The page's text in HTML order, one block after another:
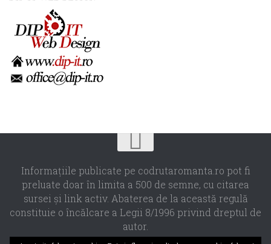
Informaţiile publicate pe codrutaromanta.ro pot fi
preluate doar în limita a 500 de semne, cu citarea
sursei şi link activ. Abaterea de la această regulă
constituie o încălcare a Legii 8/1996 privind dreptul de
autor.